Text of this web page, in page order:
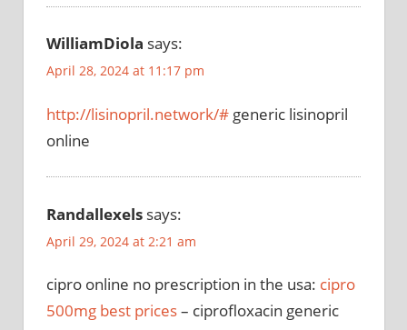
WilliamDiola says:
April 28, 2024 at 11:17 pm
http://lisinopril.network/# generic lisinopril
online
Randallexels says:
April 29, 2024 at 2:21 am
cipro online no prescription in the usa: cipro
500mg best prices– ciprofloxacin generic